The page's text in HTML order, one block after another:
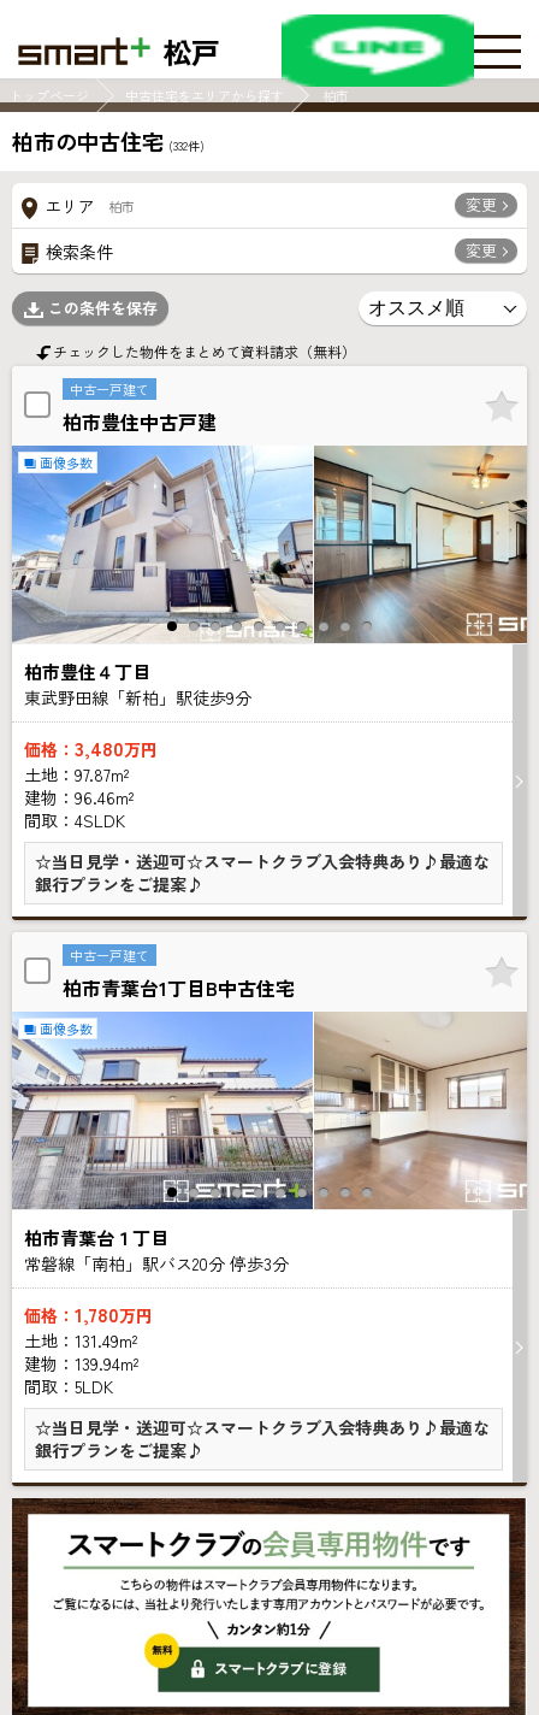
松戸
トップページ 中古住宅をエリアから探す 柏市
柏市の中古住宅 (332件)
エリア 柏市 変更
検索条件 変更
この条件を保存
チェックした物件をまとめて資料請求（無料）
中古一戸建て
柏市豊住中古戸建
画像多数
柏市豊住４丁目
東武野田線「新柏」駅徒歩9分
価格： 3,480万円
土地：97.87m²
建物：96.46m²
間取：4SLDK
☆当日見学・送迎可☆スマートクラブ入会特典あり♪最適な
銀行プランをご提案♪
中古一戸建て
柏市青葉台1丁目B中古住宅
画像多数
柏市青葉台１丁目
常磐線「南柏」駅バス20分 停歩3分
価格： 1,780万円
土地：131.49m²
建物：139.94m²
間取：5LDK
☆当日見学・送迎可☆スマートクラブ入会特典あり♪最適な
銀行プランをご提案♪